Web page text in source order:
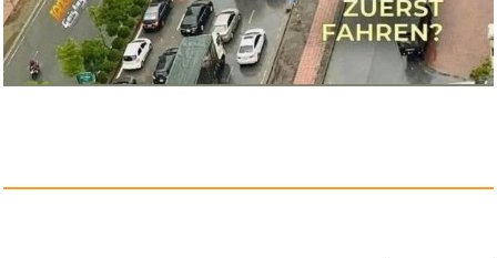
Amazon eGift-Gutschein - Feier...